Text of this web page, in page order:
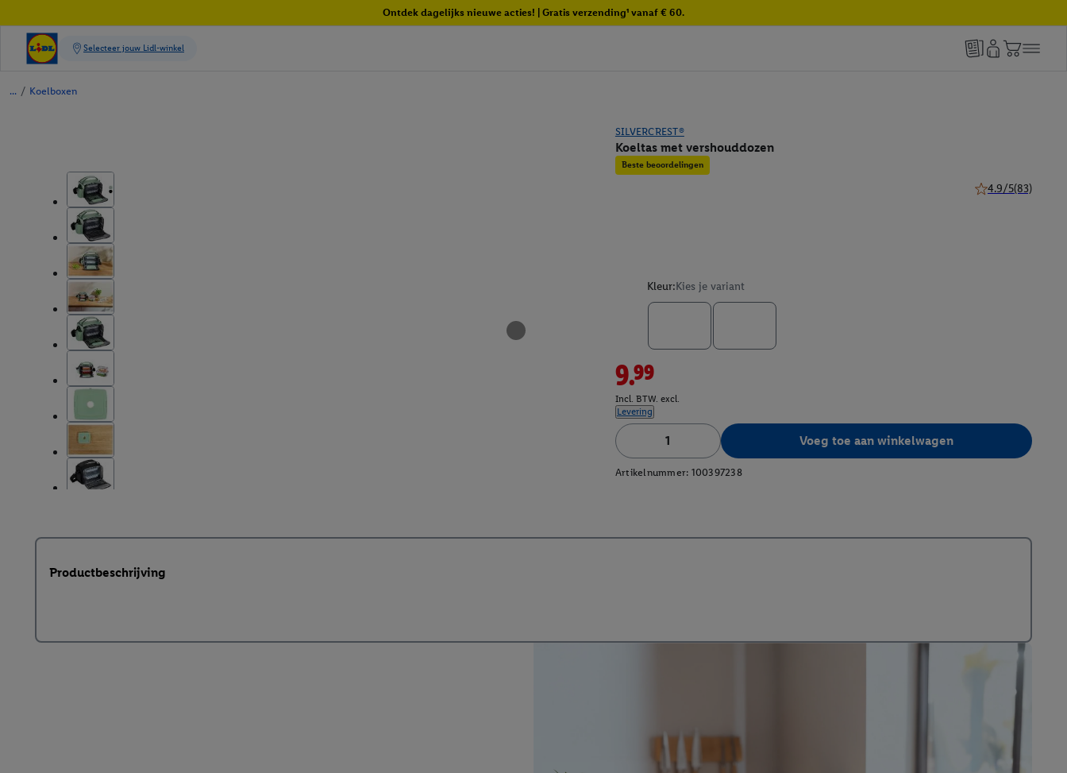
Ontdek dagelijks nieuwe acties! | Gratis verzending¹ vanaf € 60.
/ Koelboxen
SILVERCREST®
Koeltas met vershouddozen
Beste beoordelingen
4.9/5(83)
Kleur:Kies je variant
9.99
Incl. BTW. excl.
Levering
Voeg toe aan winkelwagen
Artikelnummer: 100397238
Productbeschrijving